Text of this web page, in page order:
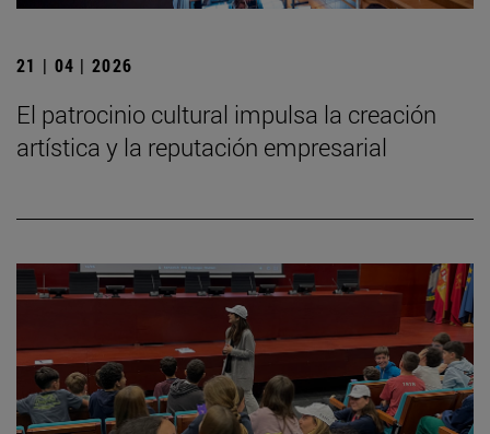
21 | 04 | 2026
El patrocinio cultural impulsa la creación
artística y la reputación empresarial